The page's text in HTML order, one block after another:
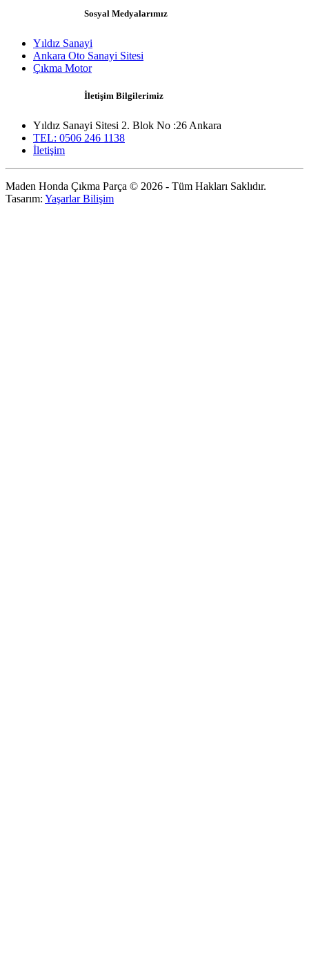
Sosyal Medyalarımız
Yıldız Sanayi
Ankara Oto Sanayi Sitesi
Çıkma Motor
İletişim Bilgilerimiz
Yıldız Sanayi Sitesi 2. Blok No :26 Ankara
TEL: 0506 246 1138
İletişim
Maden Honda Çıkma Parça © 2026 - Tüm Hakları Saklıdır.
Tasarım: Yaşarlar Bilişim